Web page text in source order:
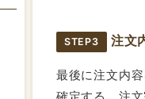
STEP3 注文
最後に注文内
確定する。注